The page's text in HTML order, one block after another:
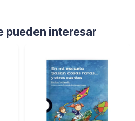
pueden interesar